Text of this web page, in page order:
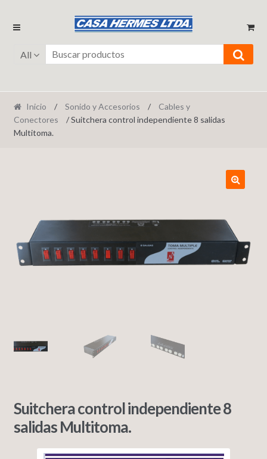
Ir
navegación
Ir
contenido
All
Inicio / Sonido y Accesorios /
Cables y
Conectores
/ Suitchera control independiente 8 salidas
Multitoma.
Suitchera control independiente 8
salidas Multitoma.